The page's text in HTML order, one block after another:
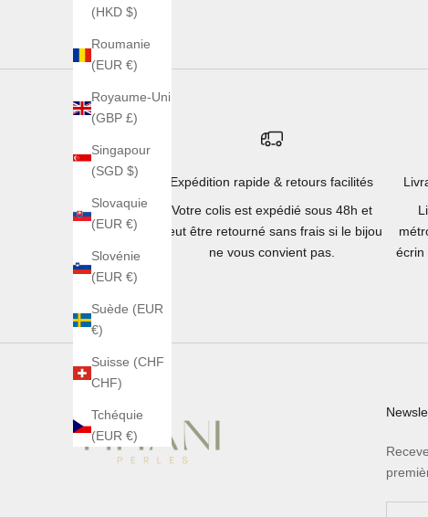
(HKD $)
Roumanie
(EUR €)
Royaume-Uni
(GBP £)
Singapour
(SGD $)
Slovaquie
(EUR €)
Slovénie
(EUR €)
Suède (EUR
€)
Suisse (CHF
CHF)
Tchéquie
(EUR €)
Expédition rapide & retours facilités
Votre colis est expédié sous 48h et
peut être retourné sans frais si le bijou
ne vous convient pas.
écrin